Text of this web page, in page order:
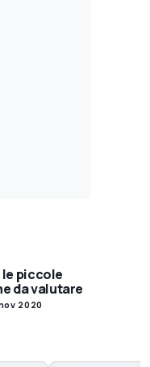
piccole
da valutare
2020